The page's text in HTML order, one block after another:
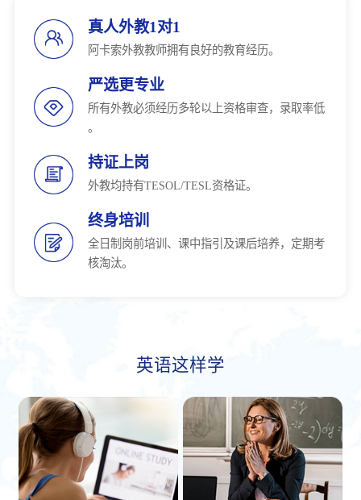
真人外教1对1
阿卡索外教教师拥有良好的教育经历。
严选更专业
所有外教必须经历多轮以上资格审查，录取率低
。
持证上岗
外教均持有TESOL/TESL资格证。
终身培训
全日制岗前培训、课中指引及课后培养，定期考
核淘汰。
英语这样学